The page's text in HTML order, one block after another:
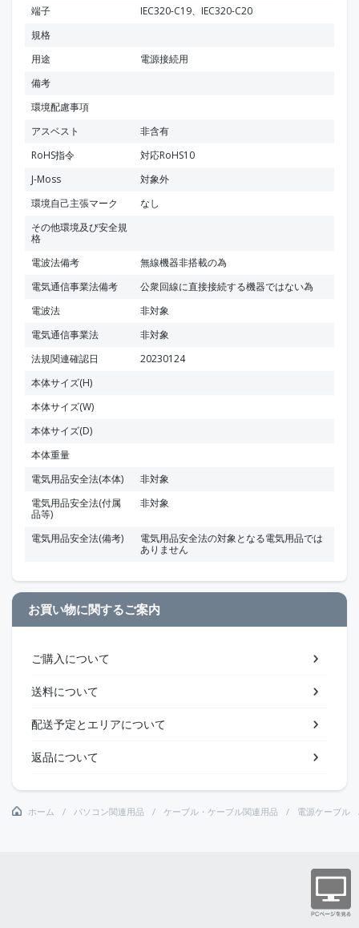
端子
IEC320-C19、IEC320-C20
規格
用途
電源接続用
備考
環境配慮事項
アスベスト
非含有
RoHS指令
対応RoHS10
J-Moss
対象外
環境自己主張マーク
なし
その他環境及び安全規
格
電波法備考
無線機器非搭載の為
電気通信事業法備考
公衆回線に直接接続する機器ではない為
電波法
非対象
電気通信事業法
非対象
法規関連確認日
20230124
本体サイズ(H)
本体サイズ(W)
本体サイズ(D)
本体重量
電気用品安全法(本体)
非対象
電気用品安全法(付属
品等)
非対象
電気用品安全法(備考)
電気用品安全法の対象となる電気用品では
ありません
お買い物に関するご案内
ご購入について
送料について
配送予定とエリアについて
返品について
ホーム パソコン関連用品 ケーブル・ケーブル関連用品 電源ケーブル